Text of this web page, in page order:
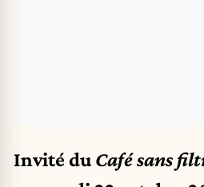
Invité duCafé sans